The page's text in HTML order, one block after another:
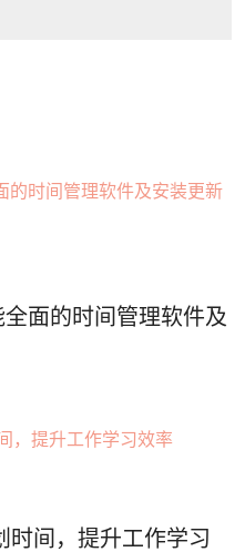
面的时间管理软件及
时间，提升工作学习